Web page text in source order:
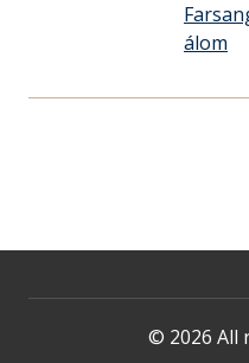
álom
© 2026 All